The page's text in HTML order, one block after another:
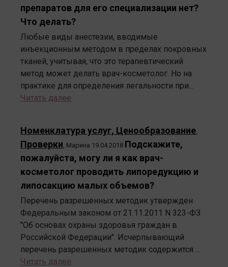
препаратов для его специализации нет?
Что делать?
Любые виды анестезии, вводимые
инъекционным методом в пределах покровных
тканей, учитывая, что это терапевтический
метод может делать врач-косметолог. Но на
практике для определения легальности при...
Читать далее
Номенклатура услуг, Ценообразование
Проверки Марина 19.04.2018 Подскажите,
пожалуйста, могу ли я как врач-
косметолог проводить липоредукцию и
липосакцию малых объемов?
Перечень разрешенных методик утвержден
Федеральным законом от 21.11.2011 N 323-ФЗ
"Об основах охраны здоровья граждан в
Российской Федерации". Исчерпывающий
перечень разрешенных методик содержится ...
Читать далее